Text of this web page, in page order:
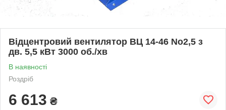
Відцентровий вентилятор ВЦ 14-46 No2,5 з
дв. 5,5 кВт 3000 об./хв
В наявності
Роздріб
6 613 ₴